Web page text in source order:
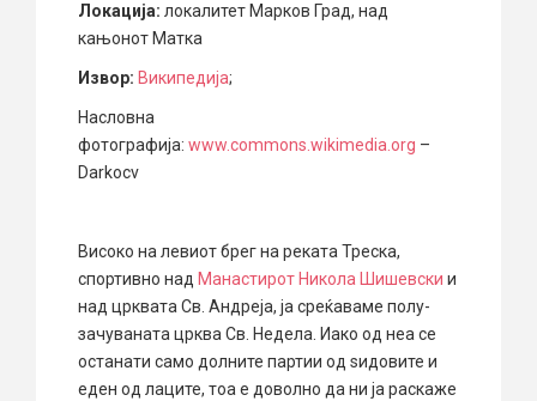
Локација: локалитет Марков Град, над
кањонот Матка
Извор: Википедија;
Насловна
фотографија: www.commons.wikimedia.org –
Darkocv
Високо на левиот брег на реката Треска,
спортивно над Манастирот Никола Шишевски и
над црквата Св. Андреја, ја среќаваме полу-
зачуваната црква Св. Недела. Иако од неа се
останати само долните партии од ѕидовите и
еден од лаците, тоа е доволно да ни ја раскаже